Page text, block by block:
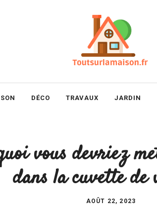
DÉCO TRAVAUX JARDIN
vous devriez
dans la cuvette de
AOÛT 22, 2023